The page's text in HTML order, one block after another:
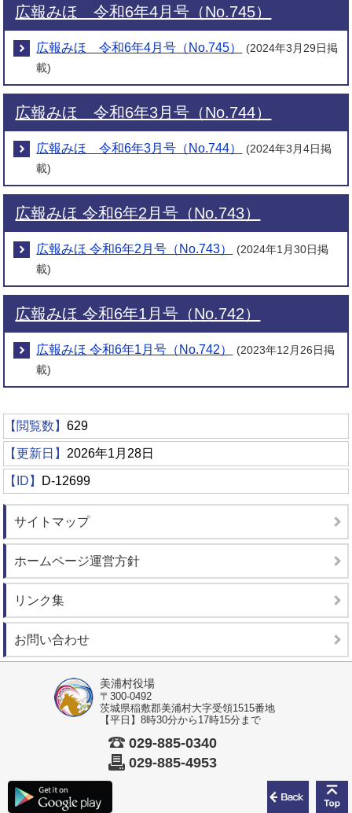
広報みほ 令和6年4月号（No.745）
広報みほ 令和6年4月号（No.745）
(2024年3月29日掲
載)
広報みほ 令和6年3月号（No.744）
広報みほ 令和6年3月号（No.744）
(2024年3月4日掲
載)
広報みほ 令和6年2月号（No.743）
広報みほ 令和6年2月号（No.743）
(2024年1月30日掲
載)
広報みほ 令和6年1月号（No.742）
広報みほ 令和6年1月号（No.742）
(2023年12月26日掲
載)
前の
【閲覧数】629
【更新日】 2026年1月28日
【ID】 D-12699
サイトマップ
ホームページ運営方針
リンク集
お問い合わせ
美浦村役場
〒300-0492
茨城県稲敷郡美浦村大字受領1515番地
【平日】8時30分から17時15分まで
029-885-0340
029-885-4953